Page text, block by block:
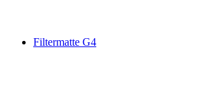
Filtermatte G4